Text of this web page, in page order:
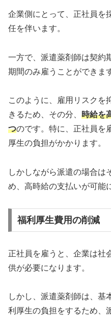
企業側にとって、正社員を
任を伴います。
一方で、派遣薬剤師は契約
期間のみ雇うことができま
このように、雇用リスクを
きるため、その分、 時給を
つのです。特に、正社員を
厚生の負担がかかります。
しかしながら派遣の場合は
め、高時給の支払いが可能
福利厚生費用の削減
正社員を雇うと、企業は社
供が必要になります。
しかし、派遣薬剤師は、基
利厚生の負担をするため、